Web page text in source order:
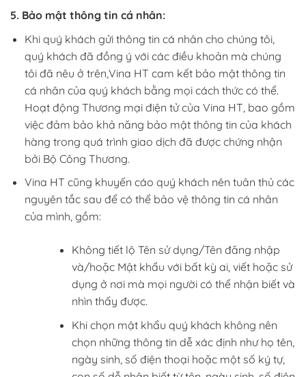
5. Bảo mật thông tin cá nhân:
Khi quý khách gửi thông tin cá nhân cho chúng tôi,
quý khách đã đồng ý với các điều khoản mà chúng
tôi đã nêu ở trên,Vina HT cam kết bảo mật thông tin
cá nhân của quý khách bằng mọi cách thức có thể.
Hoạt động Thương mại điện tử của Vina HT, bao gồm
việc đảm bảo khả năng bảo mật thông tin của khách
hàng trong quá trình giao dịch đã được chứng nhận
bởi Bộ Công Thương.
Vina HT cũng khuyến cáo quý khách nên tuân thủ các
nguyên tắc sau để có thể bảo vệ thông tin cá nhân
của mình, gồm:
Không tiết lộ Tên sử dụng/Tên đăng nhập
và/hoặc Mật khẩu với bất kỳ ai, viết hoặc sử
dụng ở nơi mà mọi người có thể nhận biết và
nhìn thấy được.
Khi chọn mật khẩu quý khách không nên
chọn những thông tin dễ xác định như họ tên,
ngày sinh, số điện thoại hoặc một số ký tự,